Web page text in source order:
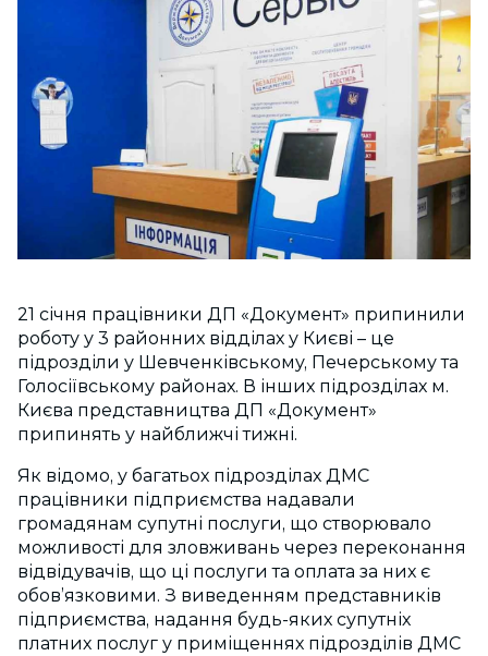
21 січня працівники ДП «Документ» припинили
роботу у 3 районних відділах у Києві – це
підрозділи у Шевченківському, Печерському та
Голосіївському районах. В інших підрозділах м.
Києва представництва ДП «Документ»
припинять у найближчі тижні.
Як відомо, у багатьох підрозділах ДМС
працівники підприємства надавали
громадянам супутні послуги, що створювало
можливості для зловживань через переконання
відвідувачів, що ці послуги та оплата за них є
обов’язковими. З виведенням представників
підприємства, надання будь-яких супутніх
платних послуг у приміщеннях підрозділів ДМС